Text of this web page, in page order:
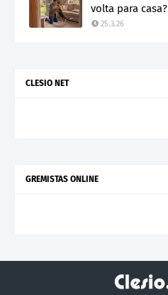
volta para casa?
25.3.26
CLESIO NET
GREMISTAS ONLINE